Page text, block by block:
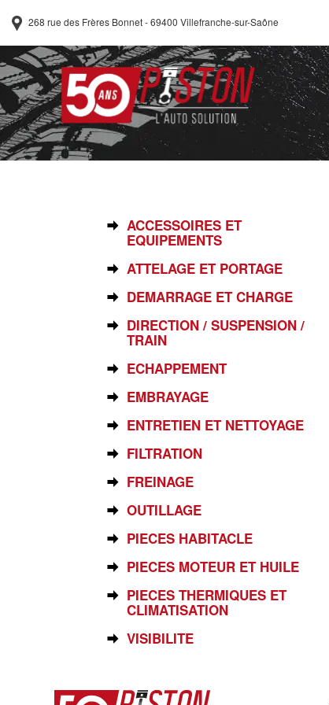
268 rue des Frères Bonnet - 69400 Villefranche-sur-Saône
ACCESSOIRES ET
EQUIPEMENTS
ATTELAGE ET PORTAGE
DEMARRAGE ET CHARGE
DIRECTION / SUSPENSION /
TRAIN
ECHAPPEMENT
EMBRAYAGE
ENTRETIEN ET NETTOYAGE
FILTRATION
FREINAGE
OUTILLAGE
PIECES HABITACLE
PIECES MOTEUR ET HUILE
PIECES THERMIQUES ET
CLIMATISATION
VISIBILITE